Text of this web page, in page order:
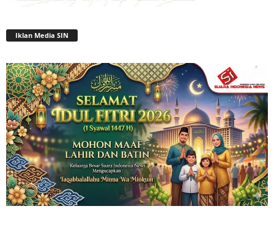
Iklan Media SIN